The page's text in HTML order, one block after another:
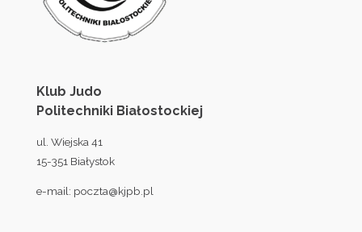
Klub Judo
Politechniki Białostockiej
ul. Wiejska 41
15-351 Białystok
e-mail: poczta@kjpb.pl